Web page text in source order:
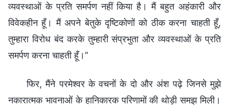
व्यवस्थाओं के प्रति समर्पण नहीं किया है। मैं बहुत अहंकारी और
विवेकहीन हूँ। मैं अपने बेतुके दृष्टिकोणों को ठीक करना चाहती हूँ,
तुम्हारा विरोध बंद करके तुम्हारी संप्रभुता और व्यवस्थाओं के प्रति
समर्पण करना चाहती हूँ।”
फिर, मैंने परमेश्वर के वचनों के दो और अंश पढ़े जिनसे मुझे
नकारात्मक भावनाओं के हानिकारक परिणामों की थोड़ी समझ मिली।